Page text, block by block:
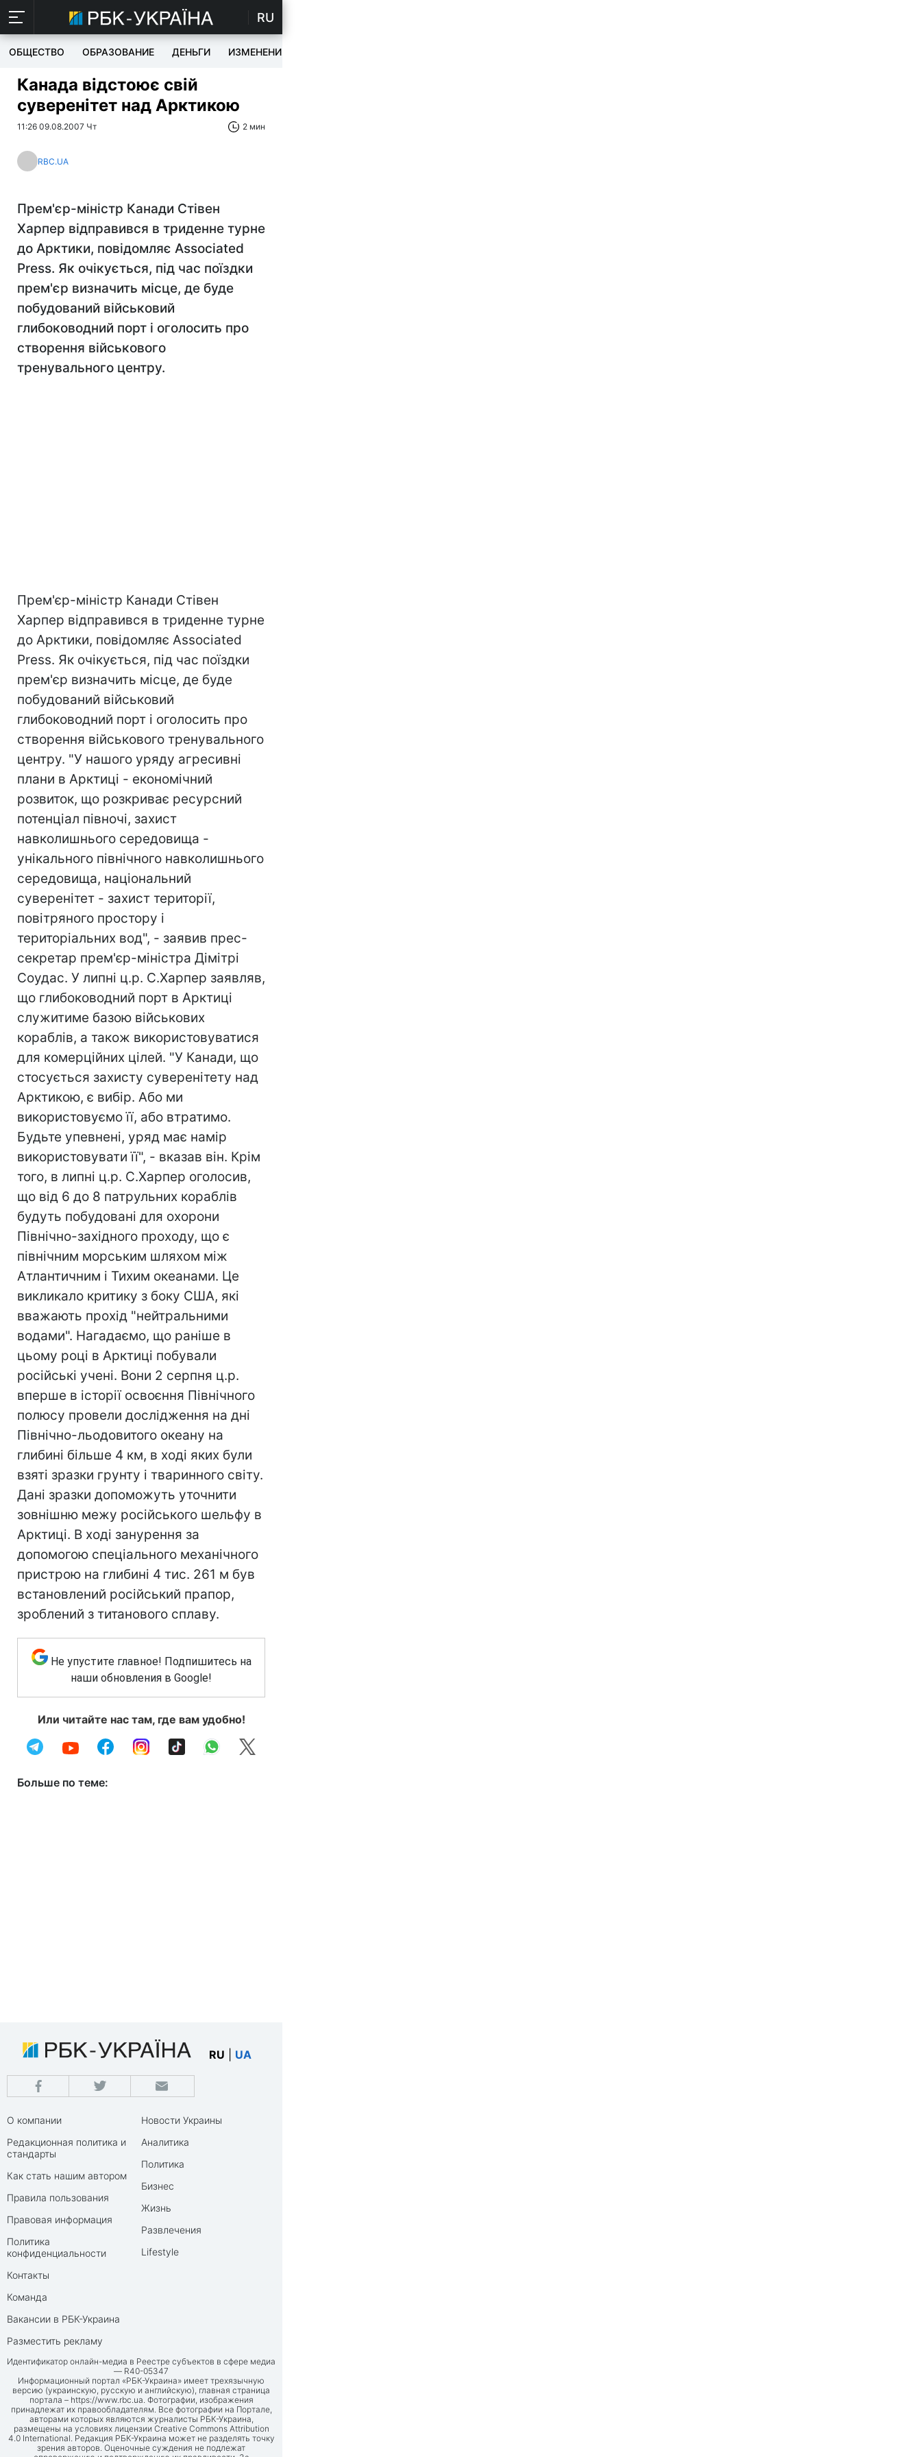
RU
ОБЩЕСТВО ОБРАЗОВАНИЕ ДЕНЬГИ ИЗМЕНЕНИЯ
Канада відстоює свій
суверенітет над Арктикою
11:26 09.08.2007 Чт 2 мин
RBC.UA
Прем'єр-міністр Канади Стівен
Харпер відправився в триденне турне
до Арктики, повідомляє Associated
Press. Як очікується, під час поїздки
прем'єр визначить місце, де буде
побудований військовий
глибоководний порт і оголосить про
створення військового
тренувального центру.
Прем'єр-міністр Канади Стівен
Харпер відправився в триденне турне
до Арктики, повідомляє Associated
Press. Як очікується, під час поїздки
прем'єр визначить місце, де буде
побудований військовий
глибоководний порт і оголосить про
створення військового тренувального
центру. "У нашого уряду агресивні
плани в Арктиці - економічний
розвиток, що розкриває ресурсний
потенціал півночі, захист
навколишнього середовища -
унікального північного навколишнього
середовища, національний
суверенітет - захист території,
повітряного простору і
територіальних вод", - заявив прес-
секретар прем'єр-міністра Дімітрі
Соудас. У липні ц.р. С.Харпер заявляв,
що глибоководний порт в Арктиці
служитиме базою військових
кораблів, а також використовуватися
для комерційних цілей. "У Канади, що
стосується захисту суверенітету над
Арктикою, є вибір. Або ми
використовуємо її, або втратимо.
Будьте упевнені, уряд має намір
використовувати її", - вказав він. Крім
того, в липні ц.р. С.Харпер оголосив,
що від 6 до 8 патрульних кораблів
будуть побудовані для охорони
Північно-західного проходу, що є
північним морським шляхом між
Атлантичним і Тихим океанами. Це
викликало критику з боку США, які
вважають прохід "нейтральними
водами". Нагадаємо, що раніше в
цьому році в Арктиці побували
російські учені. Вони 2 серпня ц.р.
вперше в історії освоєння Північного
полюсу провели дослідження на дні
Північно-льодовитого океану на
глибині більше 4 км, в ході яких були
взяті зразки грунту і тваринного світу.
Дані зразки допоможуть уточнити
зовнішню межу російського шельфу в
Арктиці. В ході занурення за
допомогою спеціального механічного
пристрою на глибині 4 тис. 261 м був
встановлений російський прапор,
зроблений з титанового сплаву.
Не упустите главное! Подпишитесь на
наши обновления в Google!
Или читайте нас там, где вам удобно!
Больше по теме:
RU UA
О компании
Редакционная политика и
стандарты
Как стать нашим автором
Правила пользования
Правовая информация
Политика
конфиденциальности
Контакты
Команда
Вакансии в РБК-Украина
Разместить рекламу
Новости Украины
Аналитика
Политика
Бизнес
Жизнь
Развлечения
Lifestyle
Идентификатор онлайн-медиа в Реестре субъектов в сфере медиа
— R40-05347
Информационный портал «РБК-Украина» имеет трехязычную
версию (украинскую, русскую и английскую), главная страница
портала – https://www.rbc.ua. Фотографии, изображения
принадлежат их правообладателям. Все фотографии на Портале,
авторами которых являются журналисты РБК-Украина,
размещены на условиях лицензии Creative Commons Attribution
4.0 International. Редакция РБК-Украина может не разделять точку
зрения авторов. Оценочные суждения не подлежат